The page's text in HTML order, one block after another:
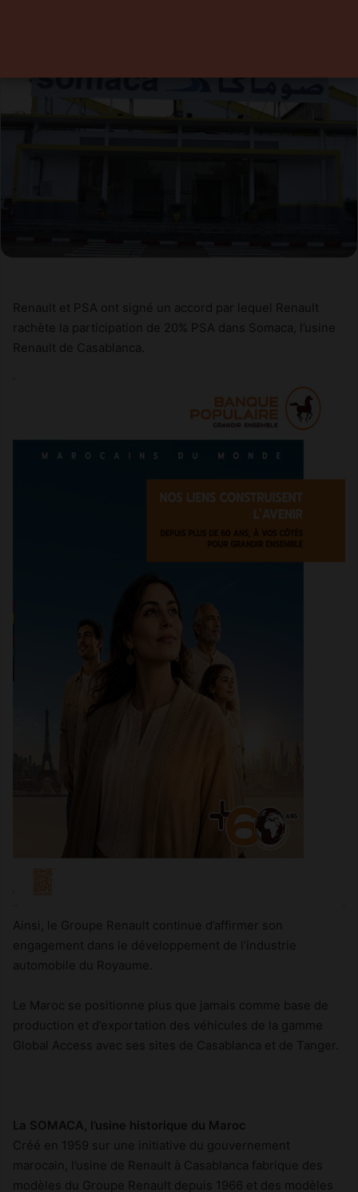
Renault et PSA ont signé un accord par lequel Renault
rachète la participation de 20% PSA dans Somaca, l’usine
Renault de Casablanca.
Ainsi, le Groupe Renault continue d’affirmer son
engagement dans le développement de l’industrie
automobile du Royaume.
Le Maroc se positionne plus que jamais comme base de
production et d’exportation des véhicules de la gamme
Global Access avec ses sites de Casablanca et de Tanger.
La SOMACA, l’usine historique du Maroc
Créé en 1959 sur une initiative du gouvernement
marocain, l’usine de Renault à Casablanca fabrique des
modèles du Groupe Renault depuis 1966 et des modèles